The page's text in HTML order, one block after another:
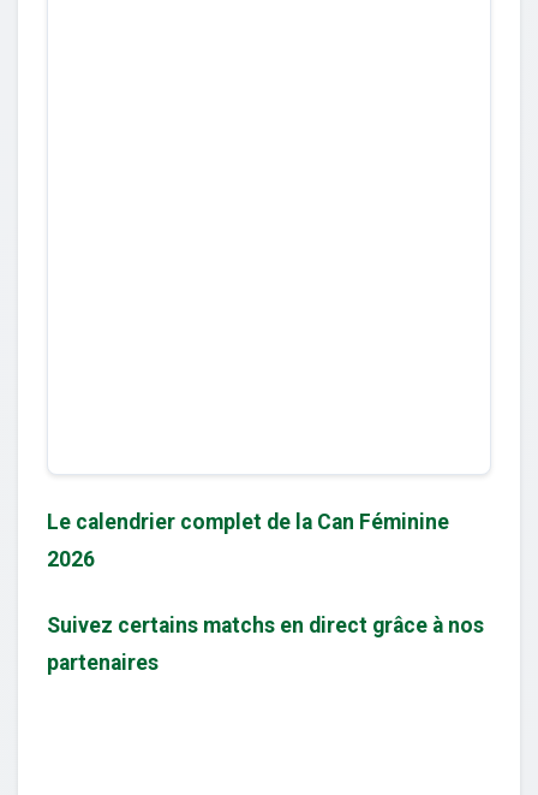
Le calendrier complet de la Can Féminine
2026
Suivez certains matchs en direct grâce à nos
partenaires